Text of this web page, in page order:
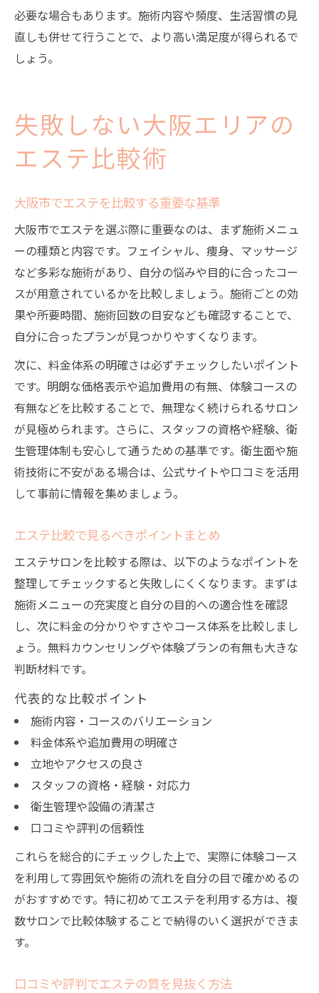
必要な場合もあります。施術内容や頻度、生活習慣の見
直しも併せて行うことで、より高い満足度が得られるで
しょう。
失敗しない大阪エリアの
エステ比較術
大阪市でエステを比較する重要な基準
大阪市でエステを選ぶ際に重要なのは、まず施術メニュ
ーの種類と内容です。フェイシャル、痩身、マッサージ
など多彩な施術があり、自分の悩みや目的に合ったコー
スが用意されているかを比較しましょう。施術ごとの効
果や所要時間、施術回数の目安なども確認することで、
自分に合ったプランが見つかりやすくなります。
次に、料金体系の明確さは必ずチェックしたいポイント
です。明朗な価格表示や追加費用の有無、体験コースの
有無などを比較することで、無理なく続けられるサロン
が見極められます。さらに、スタッフの資格や経験、衛
生管理体制も安心して通うための基準です。衛生面や施
術技術に不安がある場合は、公式サイトや口コミを活用
して事前に情報を集めましょう。
エステ比較で見るべきポイントまとめ
エステサロンを比較する際は、以下のようなポイントを
整理してチェックすると失敗しにくくなります。まずは
施術メニューの充実度と自分の目的への適合性を確認
し、次に料金の分かりやすさやコース体系を比較しまし
ょう。無料カウンセリングや体験プランの有無も大きな
判断材料です。
代表的な比較ポイント
施術内容・コースのバリエーション
料金体系や追加費用の明確さ
立地やアクセスの良さ
スタッフの資格・経験・対応力
衛生管理や設備の清潔さ
口コミや評判の信頼性
これらを総合的にチェックした上で、実際に体験コース
を利用して雰囲気や施術の流れを自分の目で確かめるの
がおすすめです。特に初めてエステを利用する方は、複
数サロンで比較体験することで納得のいく選択ができま
す。
口コミや評判でエステの質を見抜く方法